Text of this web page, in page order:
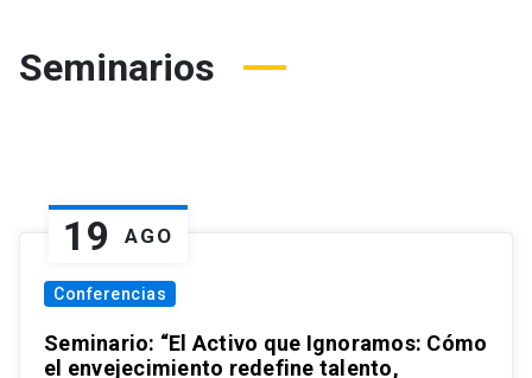
Seminarios
19 AGO
Conferencias
Seminario: “El Activo que Ignoramos: Cómo
el envejecimiento redefine talento,